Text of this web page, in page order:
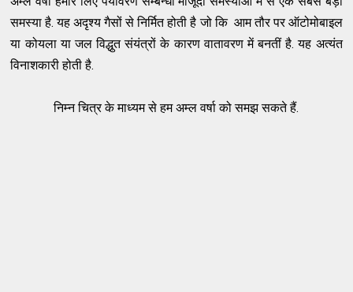
समस्या है. यह अदृश्य गैसों से निर्मित होती है जो कि आम तौर पर ऑटोमोबाइल
या कोयला या जल विद्धुत संयंत्रों के कारण वातावरण में बनतीं है. यह अत्यंत
विनाशकारी होती है.
निम्न चित्र के माध्यम से हम अम्ल वर्षा को समझ सकते हैं.